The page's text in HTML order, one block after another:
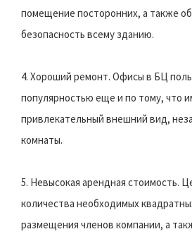
помещение посторонних, а также
безопасность всему зданию.
4. Хороший ремонт. Офисы в БЦ
популярностью еще и по тому, что
привлекательный внешний вид,
комнаты.
5. Невысокая арендная стоимость.
количества необходимых
размещения членов компании, а